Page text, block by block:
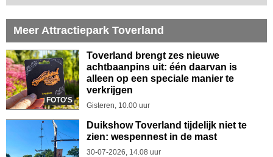
Meer Attractiepark Toverland
FOTO'S
Toverland brengt zes nieuwe
achtbaanpins uit: één daarvan is
alleen op een speciale manier te
verkrijgen
Gisteren, 10.00 uur
Duikshow Toverland tijdelijk niet te
zien: wespennest in de mast
30-07-2026, 14.08 uur